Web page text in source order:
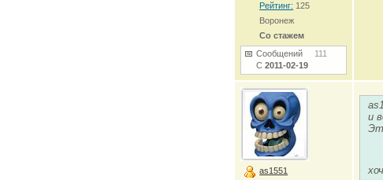
Рейтинг: 125
Воронеж
Со стажем
Сообщений 111
С2011-02-19
as1551
и
Эт